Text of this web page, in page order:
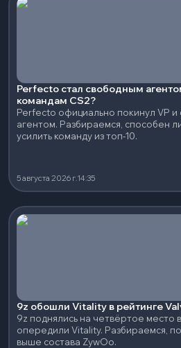
Perfecto стал свободным
командам CS2?
Perfecto официально покинул VP и
агентом. Разбираемся, способен
усилить команду из топ-10.
5 августа 2026 г.14:35
9z обошли Vitality в рейтинге
9z поднялись на четвёртое место
опередили Vitality. Разбираемся,
выше состава ZywOo.